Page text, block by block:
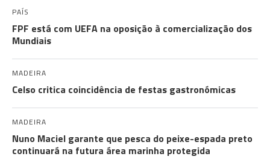
PAÍS
FPF está com UEFA na oposição à comercialização dos
Mundiais
MADEIRA
Celso critica coincidência de festas gastronómicas
MADEIRA
Nuno Maciel garante que pesca do peixe-espada preto
continuará na futura área marinha protegida